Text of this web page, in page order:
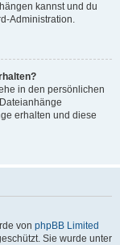
kannst und du
Administration.
in den persönlichen
erhalten und diese
von phpBB Limited
Sie wurde unter